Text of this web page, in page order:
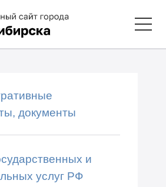
документы
и
услуг РФ